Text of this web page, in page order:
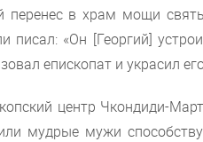
перенес в храм мощи
писал: «Он [Георгий]
епископат и украсил
центр Чкондиди-
мудрые мужи